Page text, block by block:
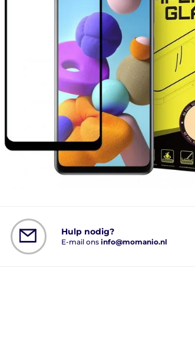
Hulp nodig?
E-mail ons info@momanio.nl